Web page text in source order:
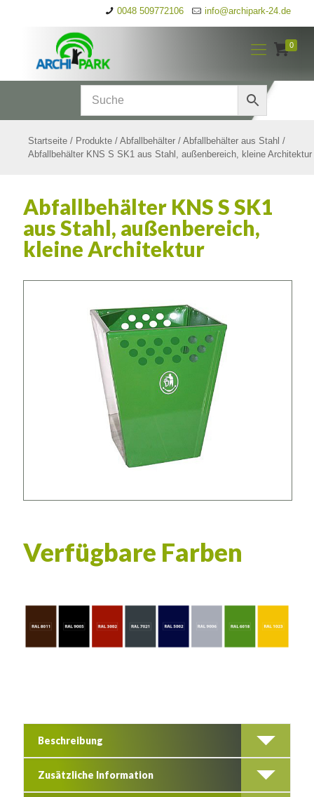
0048 509772106 info@archipark-24.de
0
Startseite / Produkte / Abfallbehälter / Abfallbehälter aus Stahl /
Abfallbehälter KNS S SK1 aus Stahl, außenbereich, kleine Architektur
Abfallbehälter KNS S SK1
aus Stahl, außenbereich,
kleine Architektur
Verfügbare Farben
Beschreibung
Zusätzliche Information